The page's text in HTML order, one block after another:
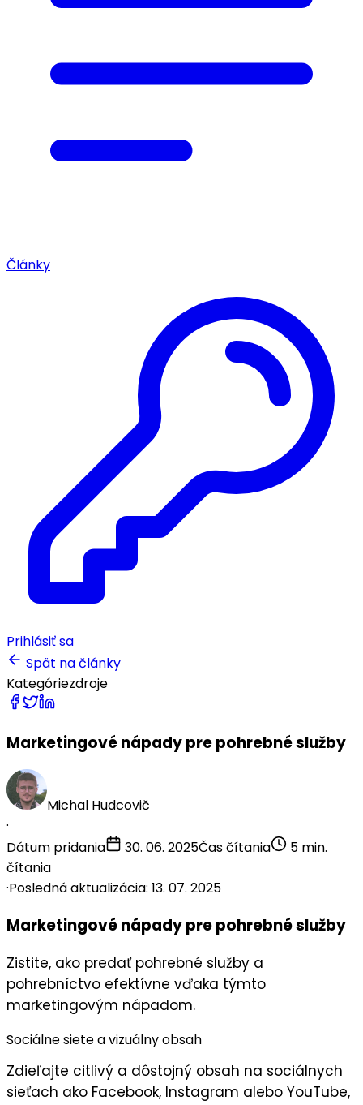
Články
Prihlásiť sa
Spät na články
Kategóriezdroje
Marketingové nápady pre pohrebné služby
Michal Hudcovič
·
Dátum pridania
30. 06. 2025Čas čítania
5 min.
čítania
·Posledná aktualizácia: 13. 07. 2025
Marketingové nápady pre pohrebné služby
Zistite, ako predať pohrebné služby a
pohrebníctvo efektívne vďaka týmto
marketingovým nápadom.
Sociálne siete a vizuálny obsah
Zdieľajte citlivý a dôstojný obsah na sociálnych
sieťach ako Facebook, Instagram alebo YouTube,